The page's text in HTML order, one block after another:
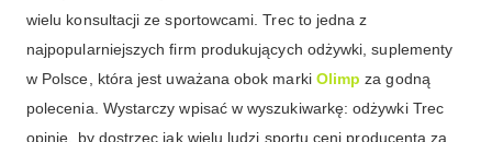
wielu konsultacji ze sportowcami. Trec to jedna z
najpopularniejszych firm produkujących odżywki, suplementy
w Polsce, która jest uważana obok marki Olimp za godną
polecenia. Wystarczy wpisać w wyszukiwarkę: odżywki Trec
opinie, by dostrzec jak wielu ludzi sportu ceni producenta za